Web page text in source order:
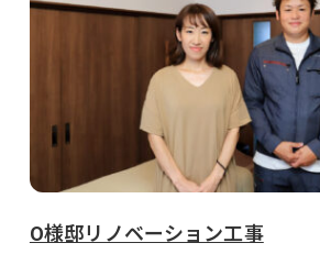
O様邸リノベーション工事